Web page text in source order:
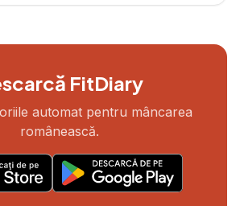
FitDiary
automat pentru mâncarea
românească.